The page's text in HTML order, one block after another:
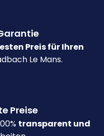
Preis für Ihren
Le Mans.
Preise
transparent und